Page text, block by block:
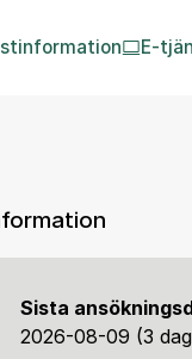
E-
Sista
2026-08-09 (3